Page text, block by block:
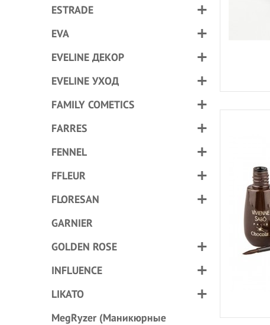
ESTRADE
EVA
EVELINE ДЕКОР
EVELINE УХОД
FAMILY COMETICS
FARRES
FENNEL
FFLEUR
FLORESAN
GARNIER
GOLDEN ROSE
INFLUENCE
LIKATO
MegRyzer (Маникюрные